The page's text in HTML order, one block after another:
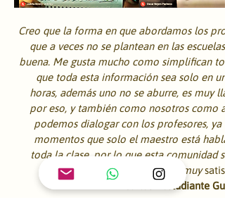
Creo que la forma en que abordamos los
que a veces no se plantean en las escuelas
buena. Me gusta mucho como simplifican
que toda esta información sea solo en
horas, además uno no se aburre, es muy
por eso, y también como nosotros como
podemos dialogar con los profesores, ya
momentos que solo el maestro está
toda la clase, por lo que esta comunidad
muy
Carlos - estudiante